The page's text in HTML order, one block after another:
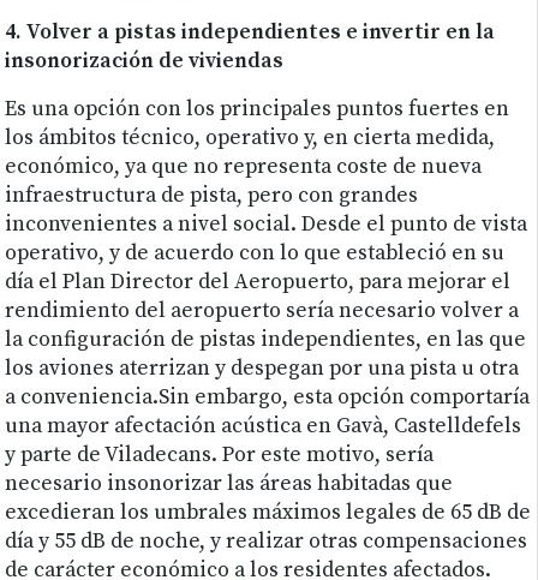
4. Volver a pistas independientes e invertir en la
insonorización de viviendas
Es una opción con los principales puntos fuertes en
los ámbitos técnico, operativo y, en cierta medida,
económico, ya que no representa coste de nueva
infraestructura de pista, pero con grandes
inconvenientes a nivel social. Desde el punto de vista
operativo, y de acuerdo con lo que estableció en su
día el Plan Director del Aeropuerto, para mejorar el
rendimiento del aeropuerto sería necesario volver a
la configuración de pistas independientes, en las que
los aviones aterrizan y despegan por una pista u otra
a conveniencia.Sin embargo, esta opción comportaría
una mayor afectación acústica en Gavà, Castelldefels
y parte de Viladecans. Por este motivo, sería
necesario insonorizar las áreas habitadas que
excedieran los umbrales máximos legales de 65 dB de
día y 55 dB de noche, y realizar otras compensaciones
de carácter económico a los residentes afectados.